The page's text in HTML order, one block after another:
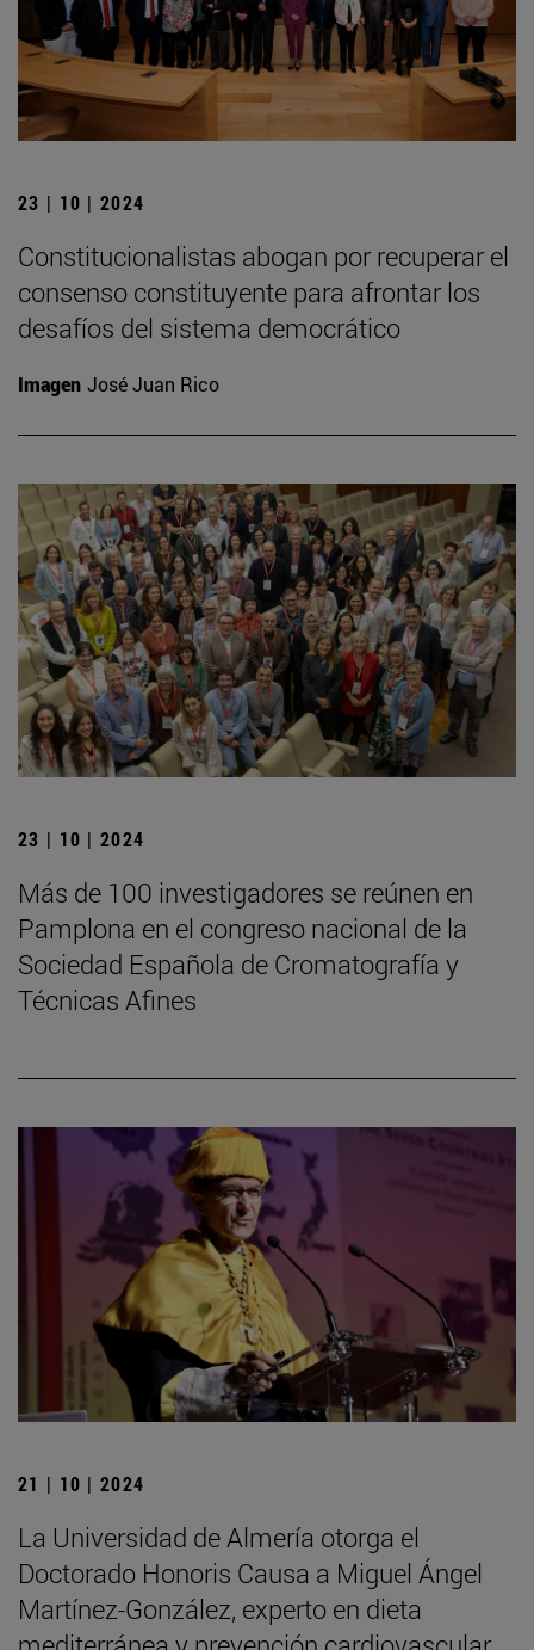
23 | 10 | 2024
Constitucionalistas abogan por recuperar el
consenso constituyente para afrontar los
desafíos del sistema democrático
Imagen José Juan Rico
23 | 10 | 2024
Más de 100 investigadores se reúnen en
Pamplona en el congreso nacional de la
Sociedad Española de Cromatografía y
Técnicas Afines
21 | 10 | 2024
La Universidad de Almería otorga el
Doctorado Honoris Causa a Miguel Ángel
Martínez-González, experto en dieta